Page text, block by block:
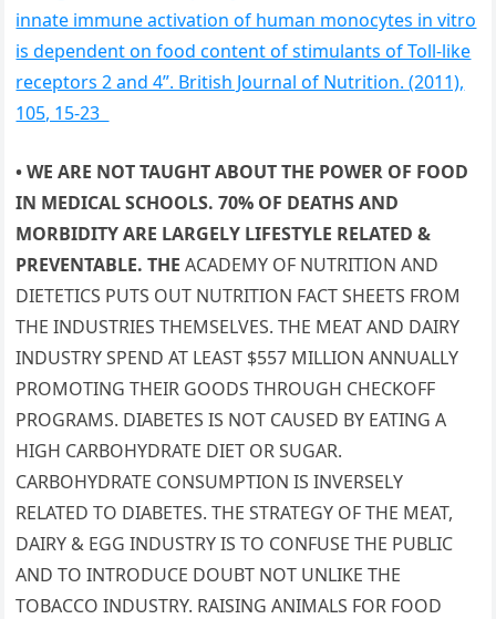
innate immune activation of human monocytes in vitro
is dependent on food content of stimulants of Toll-like
receptors 2 and 4”. British Journal of Nutrition. (2011),
105, 15-23
• WE ARE NOT TAUGHT ABOUT THE POWER OF FOOD
IN MEDICAL SCHOOLS. 70% OF DEATHS AND
MORBIDITY ARE LARGELY LIFESTYLE RELATED &
PREVENTABLE. THEACADEMY OF NUTRITION AND
DIETETICS PUTS OUT NUTRITION FACT SHEETS FROM
THE INDUSTRIES THEMSELVES. THE MEAT AND DAIRY
INDUSTRY SPEND AT LEAST $557 MILLION ANNUALLY
PROMOTING THEIR GOODS THROUGH CHECKOFF
PROGRAMS. DIABETES IS NOT CAUSED BY EATING A
HIGH CARBOHYDRATE DIET OR SUGAR.
CARBOHYDRATE CONSUMPTION IS INVERSELY
RELATED TO DIABETES. THE STRATEGY OF THE MEAT,
DAIRY & EGG INDUSTRY IS TO CONFUSE THE PUBLIC
AND TO INTRODUCE DOUBT NOT UNLIKE THE
TOBACCO INDUSTRY. RAISING ANIMALS FOR FOOD